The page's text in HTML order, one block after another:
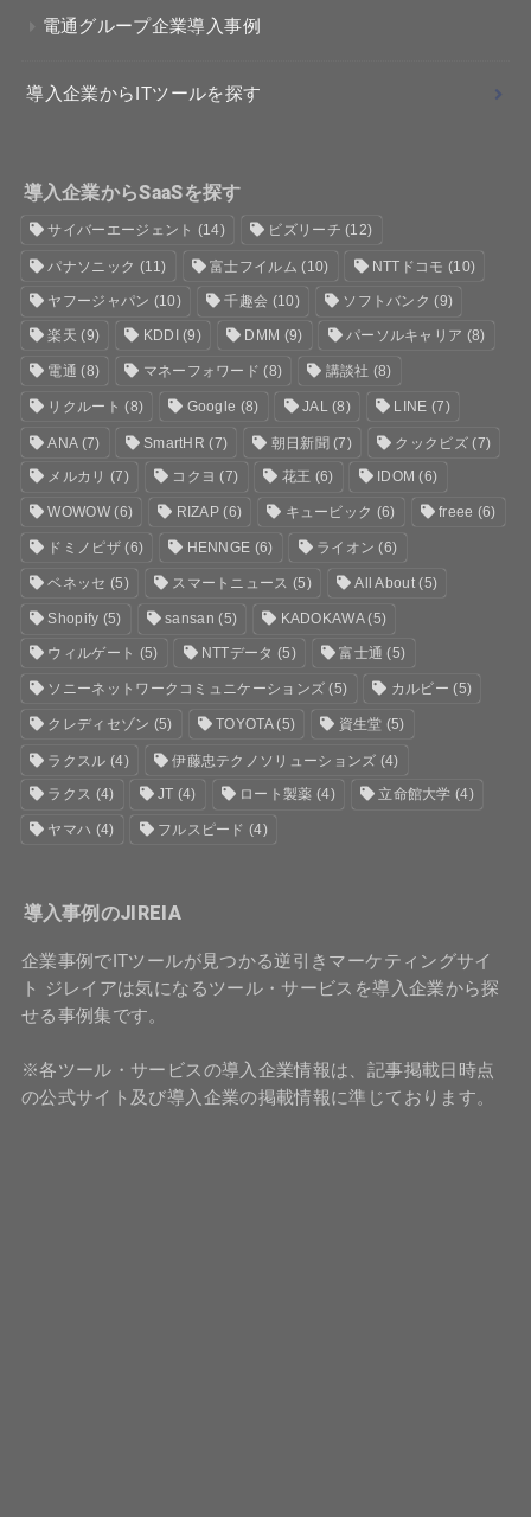
電通グループ企業導入事例
導入企業からITツールを探す
導入企業からSaaSを探す
サイバーエージェント (14) ビズリーチ (12)
パナソニック (11) 富士フイルム (10) NTTドコモ (10)
ヤフージャパン (10) 千趣会 (10) ソフトバンク (9)
楽天 (9) KDDI (9) DMM (9) パーソルキャリア (8)
電通 (8) マネーフォワード (8) 講談社 (8)
リクルート (8) Google (8) JAL(8) LINE (7)
ANA(7) SmartHR (7) 朝日新聞(7) クックビズ(7)
メルカリ (7) コクヨ (7) 花王 (6) IDOM (6)
WOWOW(6) RIZAP (6) キュービック (6) freee (6)
ドミノピザ(6) HENNGE (6) ライオン (6)
ベネッセ (5) スマートニュース (5) All About(5)
Shopify (5) sansan (5) KADOKAWA(5)
ウィルゲート (5) NTTデータ (5) 富士通 (5)
ソニーネットワークコミュニケーションズ (5) カルビー (5)
クレディセゾン (5) TOYOTA(5) 資生堂 (5)
ラクスル (4) 伊藤忠テクノソリューションズ (4)
ラクス (4) JT (4) ロート製薬 (4) 立命館大学 (4)
ヤマハ (4) フルスピード (4)
導入事例のJIREIA
企業事例でITツールが見つかる逆引きマーケティングサイ
ト ジレイアは気になるツール・サービスを導入企業から探
せる事例集です。
※各ツール・サービスの導入企業情報は、記事掲載日時点
の公式サイト及び導入企業の掲載情報に準じております。